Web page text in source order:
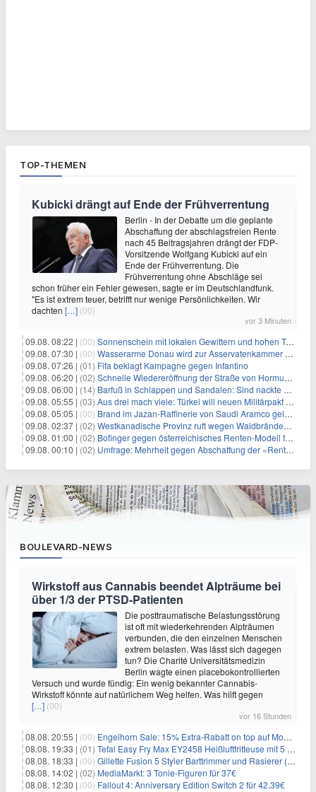
TOP-THEMEN
Kubicki drängt auf Ende der Frühverrentung
Berlin - In der Debatte um die geplante
Abschaffung der abschlagsfreien Rente
nach 45 Beitragsjahren drängt der FDP-
Vorsitzende Wolfgang Kubicki auf ein
Ende der Frühverrentung. Die
Frühverrentung ohne Abschläge sei
schon früher ein Fehler gewesen, sagte er im Deutschlandfunk.
"Es ist extrem teuer, betrifft nur wenige Persönlichkeiten. Wir
dachten […] (00)
vor 3 Minuten
09.08. 08:22 | (00) Sonnenschein mit lokalen Gewittern und hohen Temperaturen
09.08. 07:30 | (00) Wasserarme Donau wird zur Asservatenkammer der Geschichte
09.08. 07:26 | (01) Fifa beklagt Kampagne gegen Infantino
09.08. 06:20 | (02) Schnelle Wiedereröffnung der Straße von Hormus ungewiss
09.08. 06:00 | (14) Barfuß in Schlappen und Sandalen: Sind nackte Füße eklig?
09.08. 05:55 | (03) Aus drei mach viele: Türkei will neuen Militärpakt erweitern
09.08. 05:05 | (00) Brand im Jazan-Raffinerie von Saudi Aramco gelöscht: Auswirkungen auf die Energiemärkte
09.08. 02:37 | (02) Westkanadische Provinz ruft wegen Waldbränden Notstand aus
09.08. 01:00 | (02) Bofinger gegen österreichisches Renten-Modell für Schwerarbeiter
09.08. 00:10 | (02) Umfrage: Mehrheit gegen Abschaffung der «Rente mit 63»
BOULEVARD-NEWS
Wirkstoff aus Cannabis beendet Alpträume bei
über 1/3 der PTSD-Patienten
Die posttraumatische Belastungsstörung
ist oft mit wiederkehrenden Alpträumen
verbunden, die den einzelnen Menschen
extrem belasten. Was lässt sich dagegen
tun? Die Charité Universitätsmedizin
Berlin wagte einen placebokontrollierten
Versuch und wurde fündig: Ein wenig bekannter Cannabis-
Wirkstoff könnte auf natürlichem Weg helfen. Was hilft gegen
[…] (00)
vor 16 Stunden
08.08. 20:55 | (00) Engelhorn Sale: 15% Extra-Rabatt on top auf Mode- und Sport-Artikel
08.08. 19:33 | (01) Tefal Easy Fry Max EY2458 Heißluftfritteuse mit 5 Litern für 64,99€
08.08. 18:33 | (00) Gillette Fusion 5 Styler Barttrimmer und Rasierer (All in One) für 16€
08.08. 14:02 | (02) MediaMarkt: 3 Tonie-Figuren für 37€
08.08. 12:30 | (00) Fallout 4: Anniversary Edition Switch 2 für 42,39€